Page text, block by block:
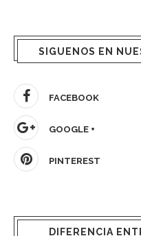
SIGUENOS EN
FACEBOOK
GOOGLE +
PINTEREST
DIFERENCIA